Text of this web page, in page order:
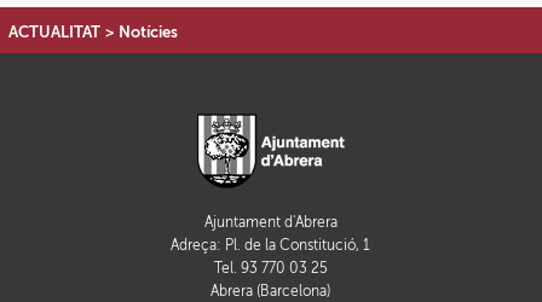
ACTUALITAT > Notícies
Ajuntament d'Abrera
Adreça: Pl. de la Constitució, 1
Tel. 93 770 03 25
Abrera (Barcelona)